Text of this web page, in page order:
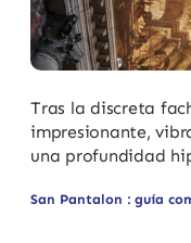
Tras la discreta
impresionante,
una profundidad
San Pantalon : guía